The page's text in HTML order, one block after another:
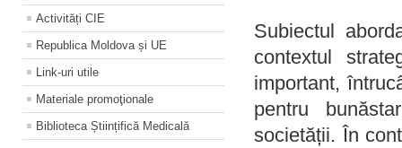
Activități CIE
Republica Moldova și UE
Link-uri utile
Materiale promoţionale
Biblioteca Științifică Medicală
Subiectul
contextul
important,
pentru
societății. În